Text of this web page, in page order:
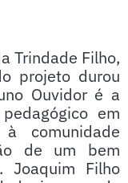
Trindade Filho,
projeto durou
Ouvidor é a
em
comunidade
de um bem
Joaquim Filho